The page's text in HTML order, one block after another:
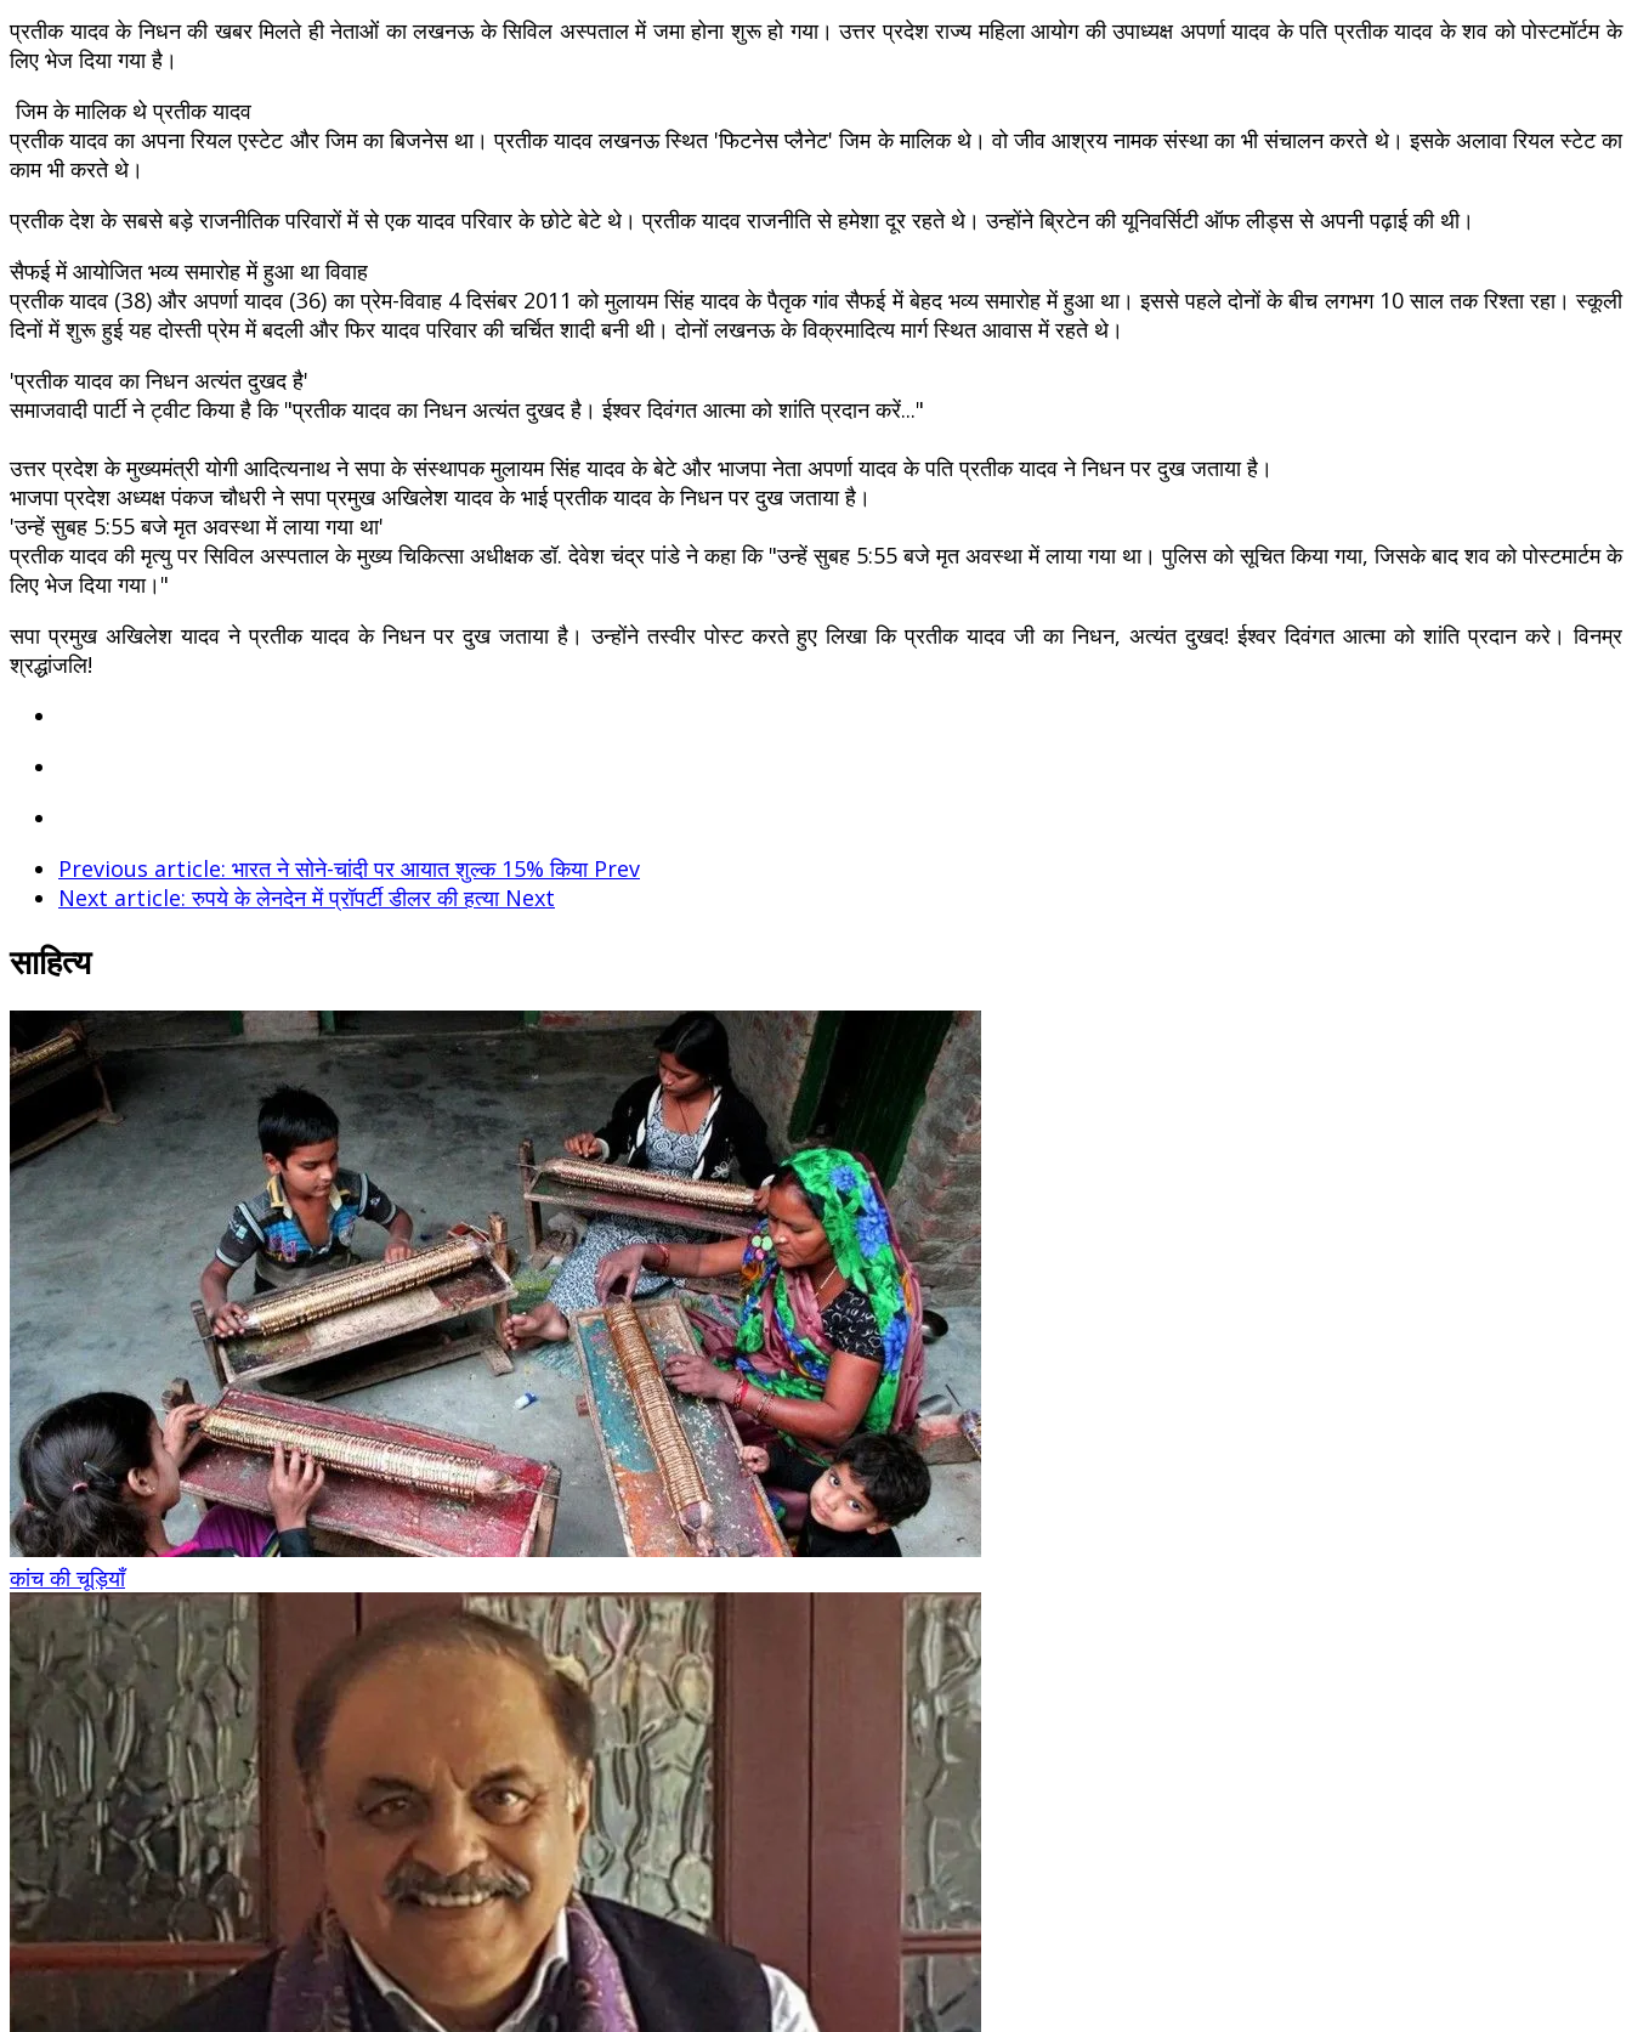
प्रतीक यादव के निधन की खबर मिलते ही नेताओं का लखनऊ के सिविल अस्पताल में जमा होना शुरू हो गया। उत्तर प्रदेश राज्य महिला आयोग की उपाध्यक्ष अपर्णा यादव के पति प्रतीक यादव के शव को पोस्टमॉर्टम के
लिए भेज दिया गया है।
जिम के मालिक थे प्रतीक यादव
प्रतीक यादव का अपना रियल एस्टेट और जिम का बिजनेस था। प्रतीक यादव लखनऊ स्थित 'फिटनेस प्लैनेट' जिम के मालिक थे। वो जीव आश्रय नामक संस्था का भी संचालन करते थे। इसके अलावा रियल स्टेट का
काम भी करते थे।
प्रतीक देश के सबसे बड़े राजनीतिक परिवारों में से एक यादव परिवार के छोटे बेटे थे। प्रतीक यादव राजनीति से हमेशा दूर रहते थे। उन्होंने ब्रिटेन की यूनिवर्सिटी ऑफ लीड्स से अपनी पढ़ाई की थी।
सैफई में आयोजित भव्य समारोह में हुआ था विवाह
प्रतीक यादव (38) और अपर्णा यादव (36) का प्रेम-विवाह 4 दिसंबर 2011 को मुलायम सिंह यादव के पैतृक गांव सैफई में बेहद भव्य समारोह में हुआ था। इससे पहले दोनों के बीच लगभग 10 साल तक रिश्ता रहा। स्कूली
दिनों में शुरू हुई यह दोस्ती प्रेम में बदली और फिर यादव परिवार की चर्चित शादी बनी थी। दोनों लखनऊ के विक्रमादित्य मार्ग स्थित आवास में रहते थे।
'प्रतीक यादव का निधन अत्यंत दुखद है'
समाजवादी पार्टी ने ट्वीट किया है कि "प्रतीक यादव का निधन अत्यंत दुखद है। ईश्वर दिवंगत आत्मा को शांति प्रदान करें..."
उत्तर प्रदेश के मुख्यमंत्री योगी आदित्यनाथ ने सपा के संस्थापक मुलायम सिंह यादव के बेटे और भाजपा नेता अपर्णा यादव के पति प्रतीक यादव ने निधन पर दुख जताया है।
भाजपा प्रदेश अध्यक्ष पंकज चौधरी ने सपा प्रमुख अखिलेश यादव के भाई प्रतीक यादव के निधन पर दुख जताया है।
'उन्हें सुबह 5:55 बजे मृत अवस्था में लाया गया था'
प्रतीक यादव की मृत्यु पर सिविल अस्पताल के मुख्य चिकित्सा अधीक्षक डॉ. देवेश चंद्र पांडे ने कहा कि "उन्हें सुबह 5:55 बजे मृत अवस्था में लाया गया था। पुलिस को सूचित किया गया, जिसके बाद शव को पोस्टमार्टम के
लिए भेज दिया गया।"
सपा प्रमुख अखिलेश यादव ने प्रतीक यादव के निधन पर दुख जताया है। उन्होंने तस्वीर पोस्ट करते हुए लिखा कि प्रतीक यादव जी का निधन, अत्यंत दुखद! ईश्वर दिवंगत आत्मा को शांति प्रदान करे। विनम्र
श्रद्धांजलि!
Previous article: भारत ने सोने-चांदी पर आयात शुल्क 15% किया Prev
Next article: रुपये के लेनदेन में प्रॉपर्टी डीलर की हत्या Next
साहित्य
कांच की चूड़ियाँ